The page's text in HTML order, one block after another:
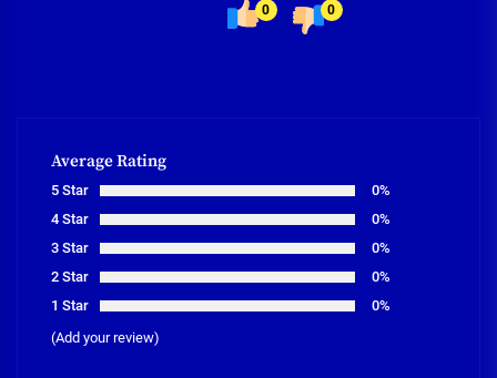
0 0
Average Rating
5 Star
0%
4 Star
0%
3 Star
0%
2 Star
0%
1 Star
0%
(Add your review)